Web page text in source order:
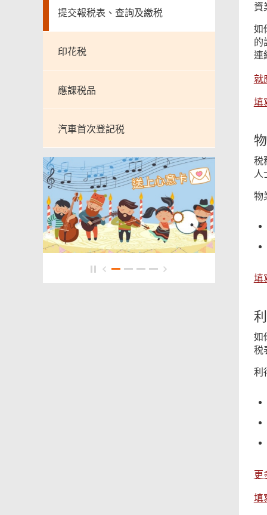
提交報税表、查詢及繳税
印花税
應課税品
汽車首次登記税
資
如
的
連
就
填
税
人
物
填
如
税
利
更
填